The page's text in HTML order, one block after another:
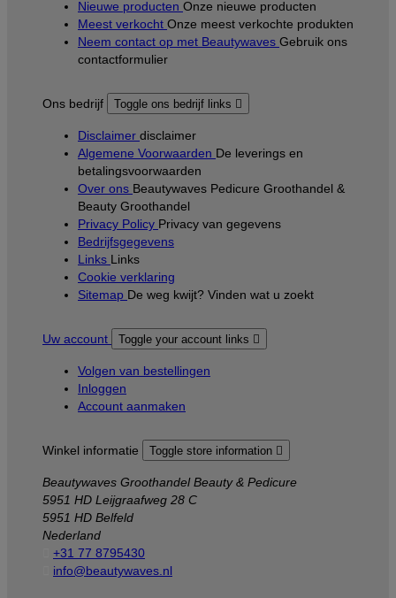
Nieuwe producten Onze nieuwe producten
Meest verkocht Onze meest verkochte produkten
Neem contact op met Beautywaves Gebruik ons
contactformulier
Ons bedrijf Toggle ons bedrijf links 
Disclaimer disclaimer
Algemene Voorwaarden De leverings en
betalingsvoorwaarden
Over ons Beautywaves Pedicure Groothandel &
Beauty Groothandel
Privacy Policy Privacy van gegevens
Bedrijfsgegevens
Links Links
Cookie verklaring
Sitemap De weg kwijt? Vinden wat u zoekt
Uw account Toggle your account links 
Volgen van bestellingen
Inloggen
Account aanmaken
Winkel informatie Toggle store information 
Beautywaves Groothandel Beauty & Pedicure
5951 HD Leijgraafweg 28 C
5951 HD Belfeld
Nederland
+31 77 8795430
info@beautywaves.nl